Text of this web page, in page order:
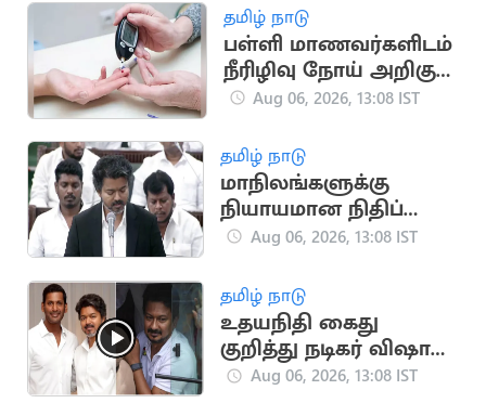
தமிழ் நாடு
பள்ளி மாணவர்களிடம்
நீரிழிவு நோய் அறிகுறி
அதிகரிப்பு: அதிர்ச்சி
Aug 06, 2026, 13:08 IST
தமிழ் நாடு
மாநிலங்களுக்கு
நியாயமான நிதிப்
பகிர்வு.. நாளை
தனித் தீர்மானம்
Aug 06, 2026, 13:08 IST
தமிழ் நாடு
உதயநிதி கைது
குறித்து நடிகர் விஷால்
கருத்து
Aug 06, 2026, 13:08 IST